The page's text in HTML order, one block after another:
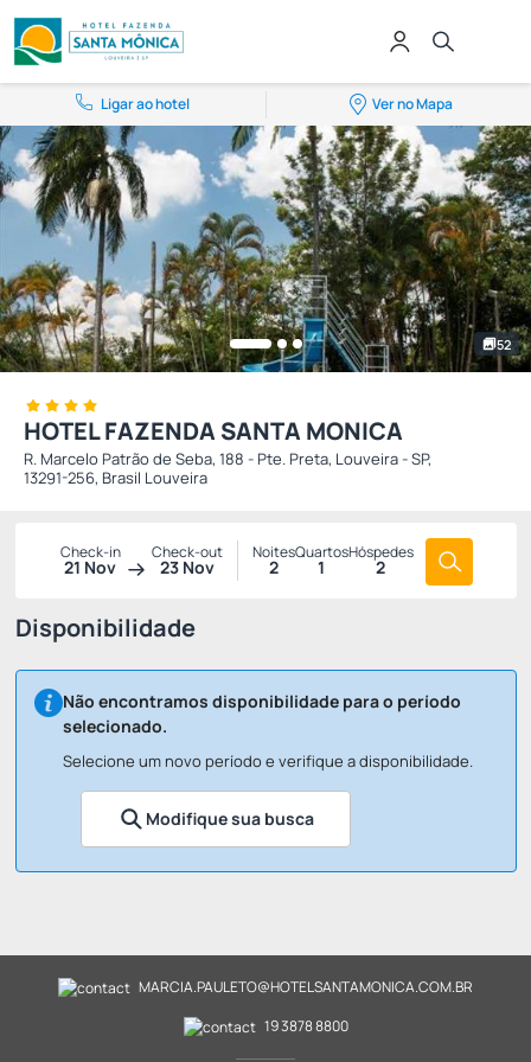
Ligar ao hotel Ver no Mapa
52
HOTEL FAZENDA SANTA MONICA
R. Marcelo Patrão de Seba, 188 - Pte. Preta, Louveira - SP,
13291-256, Brasil Louveira
Check-in
21 Nov
Check-out
23 Nov
Noites
2
Quartos
1
Hóspedes
2
Disponibilidade
Não encontramos disponibilidade para o período
selecionado.
Selecione um novo período e verifique a disponibilidade.
Modifique sua busca
MARCIA.PAULETO@HOTELSANTAMONICA.COM.BR
19 3878 8800